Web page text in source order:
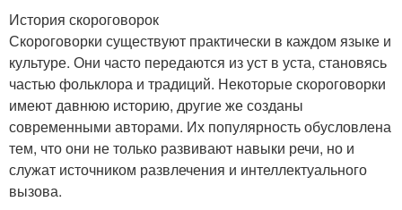
История скороговорок
Скороговорки существуют практически в каждом языке и
культуре. Они часто передаются из уст в уста, становясь
частью фольклора и традиций. Некоторые скороговорки
имеют давнюю историю, другие же созданы
современными авторами. Их популярность обусловлена
тем, что они не только развивают навыки речи, но и
служат источником развлечения и интеллектуального
вызова.